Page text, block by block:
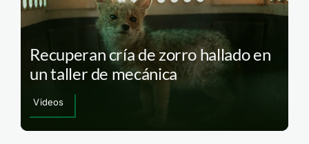
Recuperan cría de zorro hallado en
un taller de mecánica
Videos